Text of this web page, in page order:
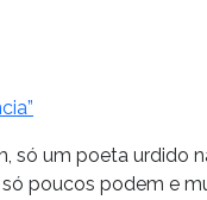
só um poeta urdido
poucos podem e